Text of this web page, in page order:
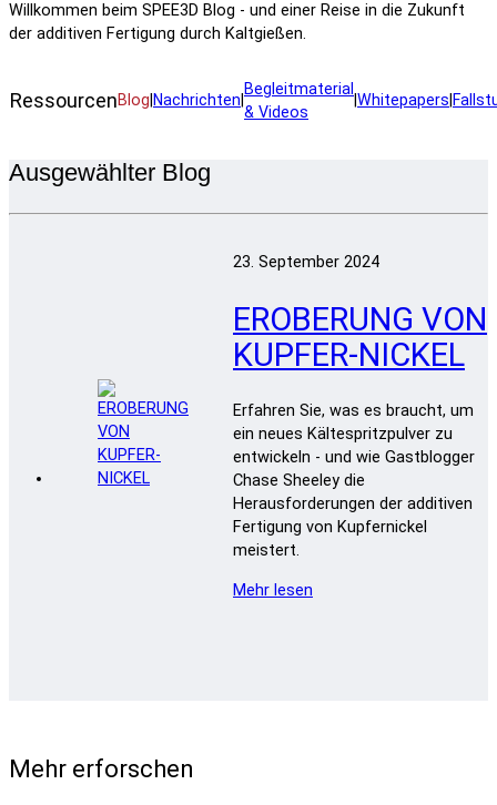
Willkommen beim SPEE3D Blog - und einer Reise in die Zukunft
der additiven Fertigung durch Kaltgießen.
RessourcenBlog Nachrichten
Begleitmaterial
& Videos
Whitepapers
Ausgewählter Blog
23. September 2024
EROBERUNG VON
KUPFER-NICKEL
Erfahren Sie, was es braucht, um
ein neues Kältespritzpulver zu
entwickeln - und wie Gastblogger
Chase Sheeley die
Herausforderungen der additiven
Fertigung von Kupfernickel
meistert.
Mehr lesen
Mehr erforschen